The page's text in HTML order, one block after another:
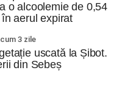
ca sursă
o alcoolemie de 0,54
aerul expirat
3 zile
uscată la Șibot.
din Sebeș